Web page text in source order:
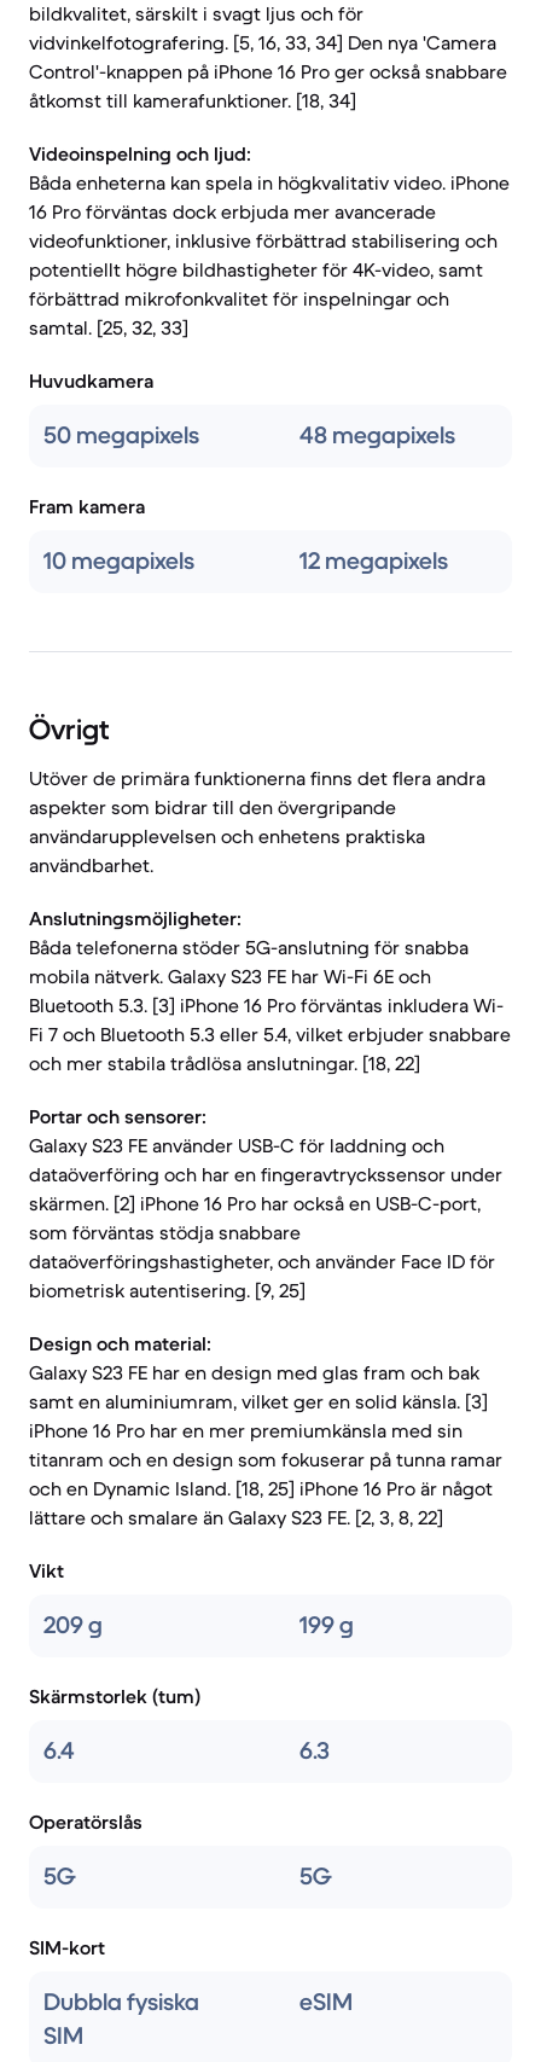
bildkvalitet, särskilt i svagt ljus och för
vidvinkelfotografering. [5, 16, 33, 34] Den nya 'Camera
Control'-knappen på iPhone 16 Pro ger också snabbare
åtkomst till kamerafunktioner. [18, 34]
Videoinspelning och ljud:
Båda enheterna kan spela in högkvalitativ video. iPhone
16 Pro förväntas dock erbjuda mer avancerade
videofunktioner, inklusive förbättrad stabilisering och
potentiellt högre bildhastigheter för 4K-video, samt
förbättrad mikrofonkvalitet för inspelningar och
samtal. [25, 32, 33]
Huvudkamera
50 megapixels 48 megapixels
Fram kamera
10 megapixels 12 megapixels
Övrigt
Utöver de primära funktionerna finns det flera andra
aspekter som bidrar till den övergripande
användarupplevelsen och enhetens praktiska
användbarhet.
Anslutningsmöjligheter:
Båda telefonerna stöder 5G-anslutning för snabba
mobila nätverk. Galaxy S23 FE har Wi-Fi 6E och
Bluetooth 5.3. [3] iPhone 16 Pro förväntas inkludera Wi-
Fi 7 och Bluetooth 5.3 eller 5.4, vilket erbjuder snabbare
och mer stabila trådlösa anslutningar. [18, 22]
Portar och sensorer:
Galaxy S23 FE använder USB-C för laddning och
dataöverföring och har en fingeravtryckssensor under
skärmen. [2] iPhone 16 Pro har också en USB-C-port,
som förväntas stödja snabbare
dataöverföringshastigheter, och använder Face ID för
biometrisk autentisering. [9, 25]
Design och material:
Galaxy S23 FE har en design med glas fram och bak
samt en aluminiumram, vilket ger en solid känsla. [3]
iPhone 16 Pro har en mer premiumkänsla med sin
titanram och en design som fokuserar på tunna ramar
och en Dynamic Island. [18, 25] iPhone 16 Pro är något
lättare och smalare än Galaxy S23 FE. [2, 3, 8, 22]
Vikt
209 g 199 g
Skärmstorlek (tum)
6.4 6.3
Operatörslås
5G 5G
SIM-kort
Dubbla fysiska
SIM
eSIM